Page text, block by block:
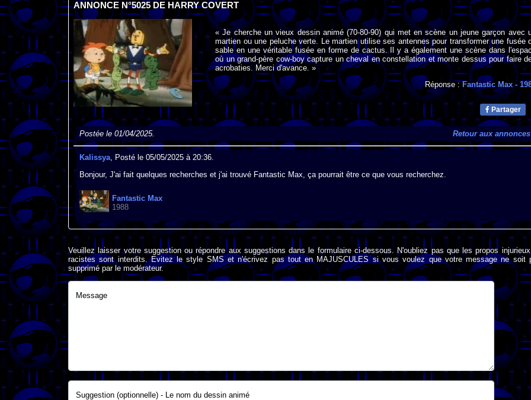
ANNONCE N°5025 DE HARRY COVERT
« Je cherche un vieux dessin animé (70-80-90) qui met en scène un jeune garçon avec
martien ou une peluche verte. Le martien utilise ses antennes pour transformer une fusée
sable en une véritable fusée en forme de cactus. Il y a également une scène dans
où un grand-père cow-boy capture un cheval en constellation et monte dessus pour faire
acrobaties. Merci d'avance. »
Réponse :Fantastic Max-
Partager
Postée le 01/04/2025. Retour aux annonces
Kalissya, Posté le 05/05/2025 à 20:36.
Bonjour, J'ai fait quelques recherches et j'ai trouvé Fantastic Max, ça pourrait être ce que vous recherchez.
Fantastic Max
1988
Veuillez laisser votre suggestion ou répondre aux suggestions dans le formulaire ci-dessous. N'oubliez pas que les propos
racistes sont interdits. Evitez le style SMS et n'écrivez pas tout en MAJUSCULES si vous voulez que votre message ne soit
supprimé par le modérateur.
Message
Suggestion (optionnelle) - Le nom du dessin animé